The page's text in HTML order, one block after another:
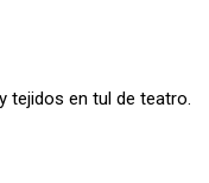
tejidos en tul de teatro.